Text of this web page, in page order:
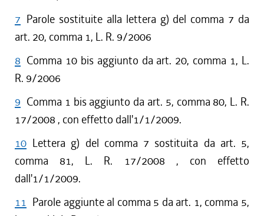
7 Parole sostituite alla lettera g) del comma 7 da
art. 20, comma 1, L. R. 9/2006
8 Comma 10 bis aggiunto da art. 20, comma 1, L.
R. 9/2006
9 Comma 1 bis aggiunto da art. 5, comma 80, L. R.
17/2008 , con effetto dall'1/1/2009.
10 Lettera g) del comma 7 sostituita da art. 5,
comma 81, L. R. 17/2008 , con effetto
dall'1/1/2009.
11 Parole aggiunte al comma 5 da art. 1, comma 5,